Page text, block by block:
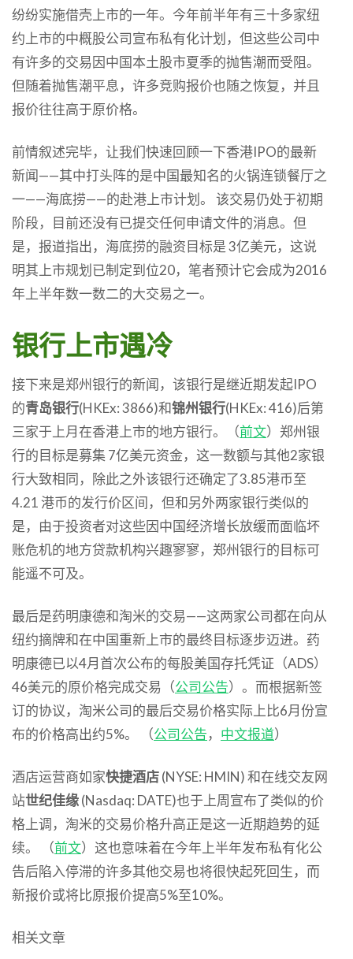
纷纷实施借壳上市的一年。今年前半年有三十多家纽
约上市的中概股公司宣布私有化计划，但这些公司中
有许多的交易因中国本土股市夏季的抛售潮而受阻。
但随着抛售潮平息，许多竞购报价也随之恢复，并且
报价往往高于原价格。
前情叙述完毕，让我们快速回顾一下香港IPO的最新
新闻——其中打头阵的是中国最知名的火锅连锁餐厅之
一——海底捞——的赴港上市计划。 该交易仍处于初期
阶段，目前还没有已提交任何申请文件的消息。但
是，报道指出，海底捞的融资目标是 3亿美元，这说
明其上市规划已制定到位20，笔者预计它会成为2016
年上半年数一数二的大交易之一。
银行上市遇冷
接下来是郑州银行的新闻，该银行是继近期发起IPO
的青岛银行(HKEx: 3866)和锦州银行(HKEx: 416)后第
三家于上月在香港上市的地方银行。（前文）郑州银
行的目标是募集 7亿美元资金，这一数额与其他2家银
行大致相同，除此之外该银行还确定了3.85港币至
4.21 港币的发行价区间，但和另外两家银行类似的
是，由于投资者对这些因中国经济增长放缓而面临坏
账危机的地方贷款机构兴趣寥寥，郑州银行的目标可
能遥不可及。
最后是药明康德和淘米的交易——这两家公司都在向从
纽约摘牌和在中国重新上市的最终目标逐步迈进。药
明康德已以4月首次公布的每股美国存托凭证（ADS）
46美元的原价格完成交易（公司公告）。而根据新签
订的协议，淘米公司的最后交易价格实际上比6月份宣
布的价格高出约5%。 （公司公告， 中文报道）
酒店运营商如家快捷酒店(NYSE: HMIN) 和在线交友网
站世纪佳缘(Nasdaq: DATE)也于上周宣布了类似的价
格上调，淘米的交易价格升高正是这一近期趋势的延
续。 （前文）这也意味着在今年上半年发布私有化公
告后陷入停滞的许多其他交易也将很快起死回生，而
新报价或将比原报价提高5%至10%。
相关文章